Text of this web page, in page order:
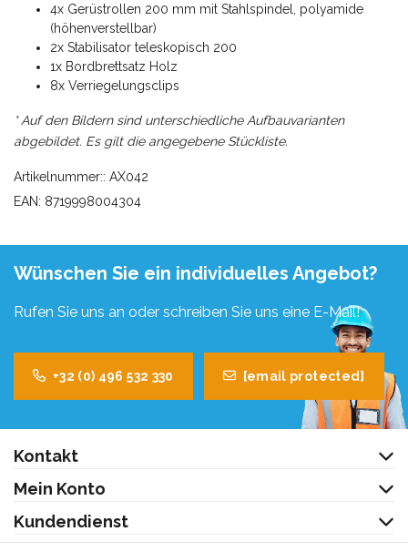
4x Gerüstrollen 200 mm mit Stahlspindel, polyamide
(höhenverstellbar)
2x Stabilisator teleskopisch 200
1x Bordbrettsatz Holz
8x Verriegelungsclips
* Auf den Bildern sind unterschiedliche Aufbauvarianten
abgebildet. Es gilt die angegebene Stückliste.
Artikelnummer:: AX042
EAN: 8719998004304
Wünschen Sie ein individuelles Angebot?
Rufen Sie uns an oder schreiben Sie uns eine E-Mail!
+32 (0) 496 532 330 [email protected]
Kontakt
Mein Konto
Kundendienst